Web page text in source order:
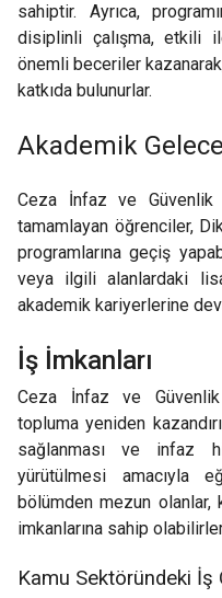
sahiptir. Ayrıca,
disiplinli çalışma, etkili
önemli beceriler
katkıda bulunurlar.
Akademik
Ceza İnfaz ve Güvenlik
tamamlayan öğrenciler,
programlarına geçiş
veya ilgili alanlardaki
akademik kariyerlerine
İş İmkanları
Ceza İnfaz ve
topluma yeniden
sağlanması ve infaz
yürütülmesi amacıyla
bölümden mezun
imkanlarına sahip
Kamu Sektöründeki İş